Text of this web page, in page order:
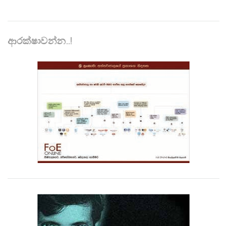
ආරක්ෂාවන්න..!